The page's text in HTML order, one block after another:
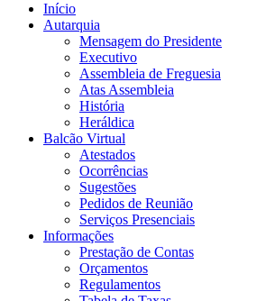
Início
Autarquia
Mensagem do Presidente
Executivo
Assembleia de Freguesia
Atas Assembleia
História
Heráldica
Balcão Virtual
Atestados
Ocorrências
Sugestões
Pedidos de Reunião
Serviços Presenciais
Informações
Prestação de Contas
Orçamentos
Regulamentos